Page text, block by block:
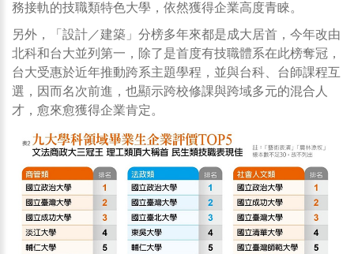
務接軌的技職類特色大學，依然獲得企業高度青睞。
另外，「設計／建築」分榜多年來都是成大居首，今年改由
北科和台大並列第一，除了是首度有技職體系在此榜奪冠，
台大受惠於近年推動跨系主題學程，並與台科、台師課程互
選，因而名次前進，也顯示跨校修課與跨域多元的混合人
才，愈來愈獲得企業肯定。